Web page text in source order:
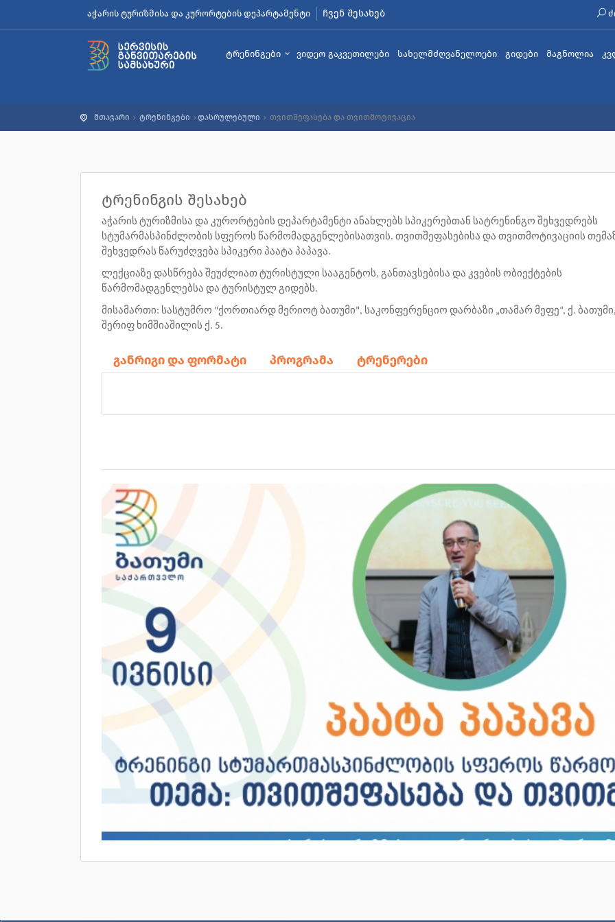
აჭარის ტურიზმისა და კურორტების დეპარტამენტი ჩვენ შესახებ
ტრენინგები ვიდეო გაკვეთილები სახელმძღვანელოები გიდები მაგნოლია
მთავარი ტრენინგები დასრულებული თვითშეფასება და თვითმოტივაცია
ტრენინგის შესახებ
აჭარის ტურიზმისა და კურორტების დეპარტამენტი ანახლებს სპიკერებთან სატრენინგო შეხვედრებს
სტუმარმასპინძლობის სფეროს წარმომადგენლებისათვის. თვითშეფასებისა და თვითმოტივაციის
შეხვედრას წარუძღვება სპიკერი პაატა პაპავა.
ლექციაზე დასწრება შეუძლიათ ტურისტული სააგენტოს, განთავსებისა და კვების ობიექტების
წარმომადგენლებსა და ტურისტულ გიდებს.
მისამართი: სასტუმრო "ქორთიარდ მერიოტ ბათუმი", საკონფერენციო დარბაზი „თამარ მეფე“, ქ . ბათუმი
შერიფ ხიმშიაშილის ქ . 5.
განრიგი და ფორმატი პროგრამა ტრენერები